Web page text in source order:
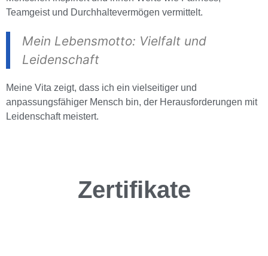
Teamgeist und Durchhaltevermögen vermittelt.
Mein Lebensmotto: Vielfalt und
Leidenschaft
Meine Vita zeigt, dass ich ein vielseitiger und
anpassungsfähiger Mensch bin, der Herausforderungen mit
Leidenschaft meistert.
Zertifikate